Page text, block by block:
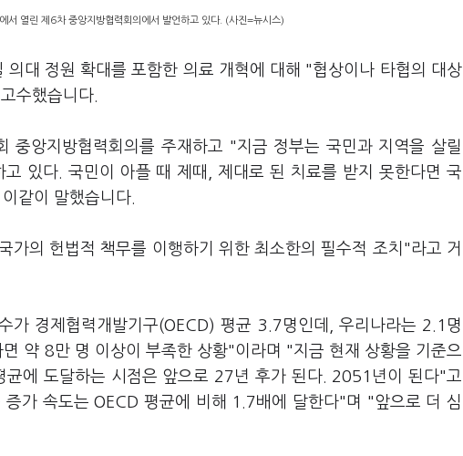
서 열린 제6차 중앙지방협력회의에서 발언하고 있다. (사진=뉴시스)
대 정원 확대를 포함한 의료 개혁에 대해 "협상이나 타협의 대상
수했습니다.
중앙지방협력회의를 주재하고 "지금 정부는 국민과 지역을 살릴
있다. 국민이 아플 때 제때, 제대로 된 치료를 받지 못한다면 국
같이 말했습니다.
의 헌법적 책무를 이행하기 위한 최소한의 필수적 조치"라고 거
경제협력개발기구(OECD) 평균 3.7명인데, 우리나라는 2.1명
약 8만 명 이상이 부족한 상황"이라며 "지금 현재 상황을 기준으
에 도달하는 시점은 앞으로 27년 후가 된다. 2051년이 된다"고
가 속도는 OECD 평균에 비해 1.7배에 달한다"며 "앞으로 더 심